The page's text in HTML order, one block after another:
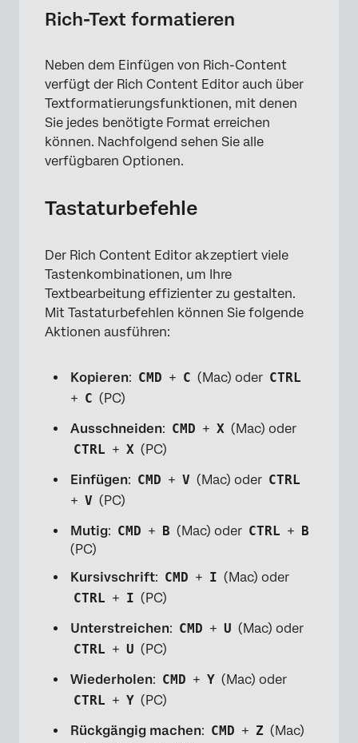
×
×
Rich-Text formatieren
Neben dem Einfügen von Rich-Content
verfügt der Rich Content Editor auch über
Textformatierungsfunktionen, mit denen
Sie jedes benötigte Format erreichen
können. Nachfolgend sehen Sie alle
verfügbaren Optionen.
Tastaturbefehle
Der Rich Content Editor akzeptiert viele
Tastenkombinationen, um Ihre
Textbearbeitung effizienter zu gestalten.
Mit Tastaturbefehlen können Sie folgende
Aktionen ausführen:
Kopieren: CMD + C (Mac) oder CTRL
+ C (PC)
Ausschneiden: CMD + X (Mac) oder
CTRL + X (PC)
Einfügen: CMD + V (Mac) oder CTRL
+ V (PC)
Mutig: CMD + B (Mac) oder CTRL +
B
(PC)
Kursivschrift: CMD + I (Mac) oder
CTRL + I (PC)
Unterstreichen: CMD + U (Mac) oder
CTRL + U (PC)
Wiederholen: CMD + Y (Mac) oder
CTRL + Y (PC)
Rückgängig machen: CMD + Z (Mac)